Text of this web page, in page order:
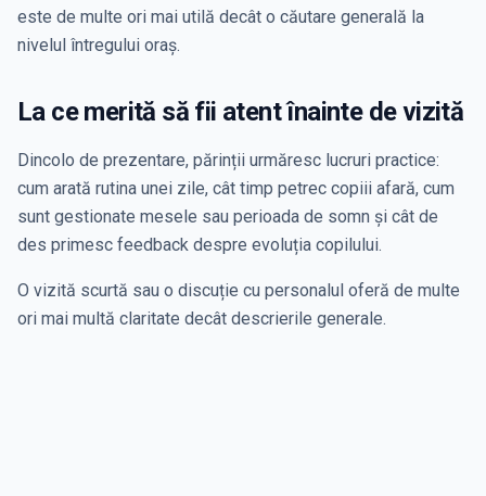
este de multe ori mai utilă decât o căutare generală la
nivelul întregului oraș.
La ce merită să fii atent înainte de vizită
Dincolo de prezentare, părinții urmăresc lucruri practice:
cum arată rutina unei zile, cât timp petrec copiii afară, cum
sunt gestionate mesele sau perioada de somn și cât de
des primesc feedback despre evoluția copilului.
O vizită scurtă sau o discuție cu personalul oferă de multe
ori mai multă claritate decât descrierile generale.